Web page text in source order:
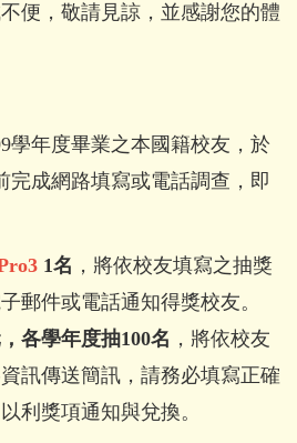
便，敬請見諒，並感謝您的體
學年度畢業之本國籍校友，於
完成網路填寫或電話調查，即
1名 ，將依校友填寫之抽獎
郵件或電話通知得獎校友。
各學年度抽100名 ，將依校友
訊傳送簡訊，請務必填寫正確
利獎項通知與兌換。